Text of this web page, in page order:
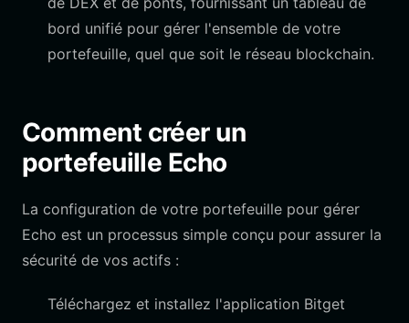
bord unifié pour gérer l'ensemble de votre
portefeuille, quel que soit le réseau blockchain.
Comment créer un
portefeuille Echo
La configuration de votre portefeuille pour gérer
Echo est un processus simple conçu pour assurer la
sécurité de vos actifs :
Téléchargez et installez l'application Bitget